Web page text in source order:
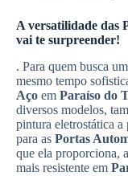
A versatilidade das
vai te surpreender!
. Para quem busca
mesmo tempo
Aço em Paraíso do
diversos modelos,
pintura eletrostática a
para as Portas
que ela proporciona,
mais resistente em